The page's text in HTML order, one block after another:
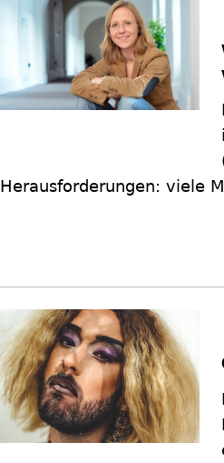
Herausforderungen: viele